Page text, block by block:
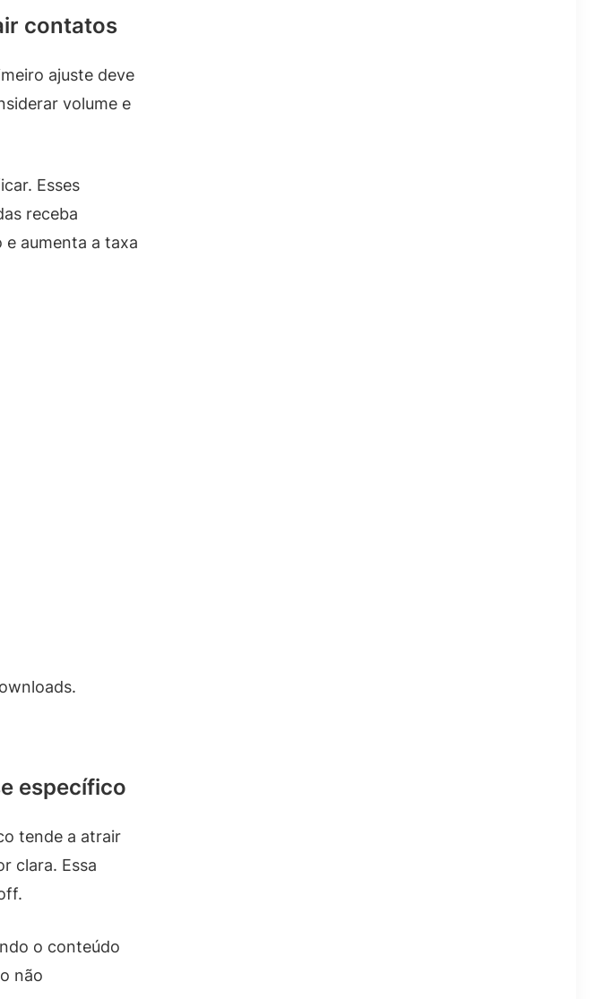
contatos
ajuste deve
volume e
Esses
receba
aumenta a taxa
específico
tende a atrair
clara. Essa
o conteúdo
não